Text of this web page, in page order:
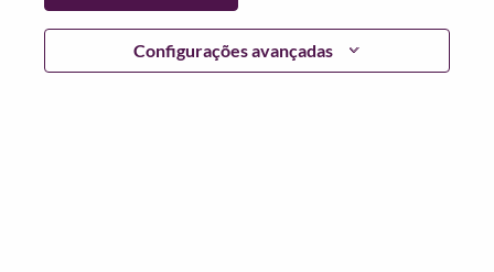
Configurações avançadas